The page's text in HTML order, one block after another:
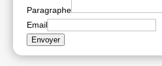
Paragraphe
Email
Envoyer